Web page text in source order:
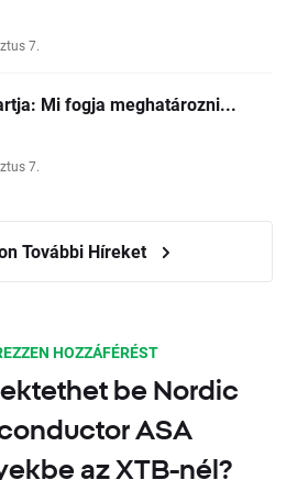
7.
Mi fogja meghatározni...
7.
További Híreket
HOZZÁFÉRÉST
be Nordic
ASA
az XTB-nél?